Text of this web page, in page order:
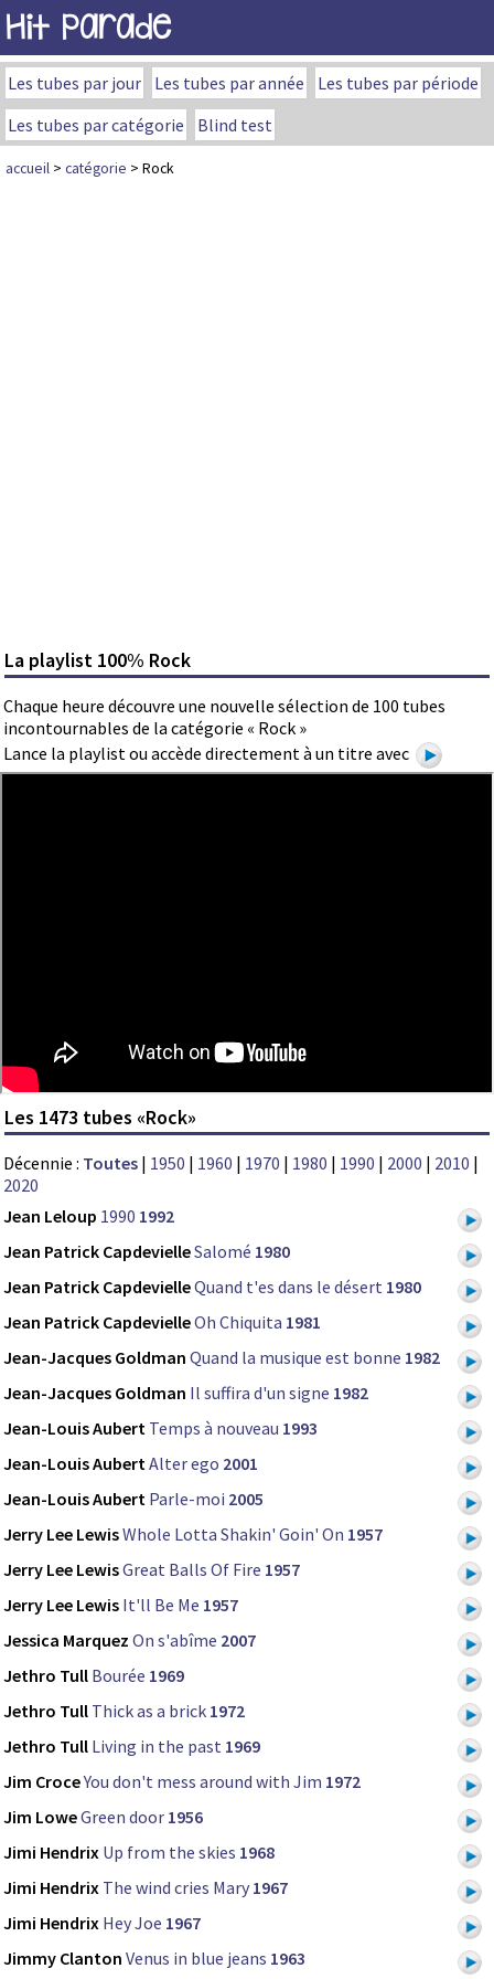
Hit Parade
Les tubes par jour Les tubes par année
Les tubes par période
Les tubes par catégorie
Blind test
accueil > catégorie > Rock
La playlist 100% Rock
Chaque heure découvre une nouvelle sélection de 100 tubes
incontournables de la catégorie « Rock »
Lance la playlist ou accède directement à un titre avec
Les 1473 tubes «Rock»
Décennie : Toutes | 1950 | 1960 | 1970 | 1980 | 1990 | 2000 | 2010 |
2020
Jean Leloup 1990 1992
Jean Patrick CapdevielleSalomé 1980
Jean Patrick CapdevielleQuand t'es dans le désert 1980
Jean Patrick CapdevielleOh Chiquita 1981
Jean-Jacques Goldman Quand la musique est bonne 1982
Jean-Jacques Goldman Il suffira d'un signe 1982
Jean-Louis Aubert Temps à nouveau 1993
Jean-Louis AubertAlter ego 2001
Jean-Louis Aubert Parle-moi 2005
Jerry Lee LewisWhole Lotta Shakin' Goin' On 1957
Jerry Lee LewisGreat Balls Of Fire 1957
Jerry Lee Lewis It'll Be Me 1957
Jessica Marquez On s'abîme 2007
Jethro Tull Bourée 1969
Jethro Tull Thick as a brick 1972
Jethro Tull Living in the past 1969
Jim CroceYou don't mess around with Jim 1972
Jim LoweGreen door 1956
Jimi Hendrix Up from the skies 1968
Jimi Hendrix The wind cries Mary 1967
Jimi Hendrix Hey Joe 1967
Jimmy Clanton Venus in blue jeans 1963